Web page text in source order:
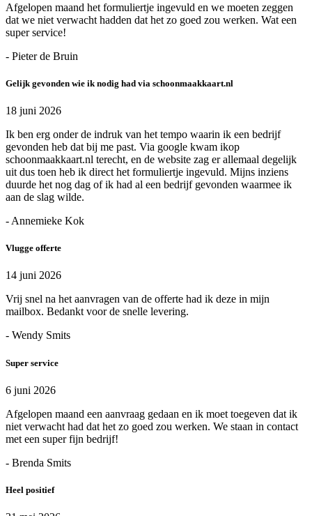
Afgelopen maand het formuliertje ingevuld en we moeten zeggen
dat we niet verwacht hadden dat het zo goed zou werken. Wat een
super service!
- Pieter de Bruin
Gelijk gevonden wie ik nodig had via schoonmaakkaart.nl
18 juni 2026
Ik ben erg onder de indruk van het tempo waarin ik een bedrijf
gevonden heb dat bij me past. Via google kwam ikop
schoonmaakkaart.nl terecht, en de website zag er allemaal degelijk
uit dus toen heb ik direct het formuliertje ingevuld. Mijns inziens
duurde het nog dag of ik had al een bedrijf gevonden waarmee ik
aan de slag wilde.
- Annemieke Kok
Vlugge offerte
14 juni 2026
Vrij snel na het aanvragen van de offerte had ik deze in mijn
mailbox. Bedankt voor de snelle levering.
- Wendy Smits
Super service
6 juni 2026
Afgelopen maand een aanvraag gedaan en ik moet toegeven dat ik
niet verwacht had dat het zo goed zou werken. We staan in contact
met een super fijn bedrijf!
- Brenda Smits
Heel positief